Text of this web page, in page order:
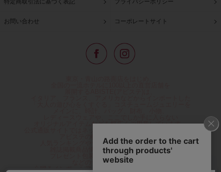
特定商取引法に基づく表記 プライバシーポリシー
お問い合わせ コーポレートサイト
オリジナルアイテムなどを幅広くご用意しています。
アビステの幅広い商品を取り揃え、
人気ランキングやテレビなどメディア着用商品、
雑誌掲載商品情報を紹介するコンテンツ、
プレゼント包装無料や独自のポイント還元
などのサービスをご提供。
心躍るインポートアクセサリーや時計、小物などで、